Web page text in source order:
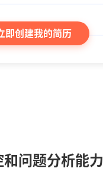
即创建我的简历
问题分析能力